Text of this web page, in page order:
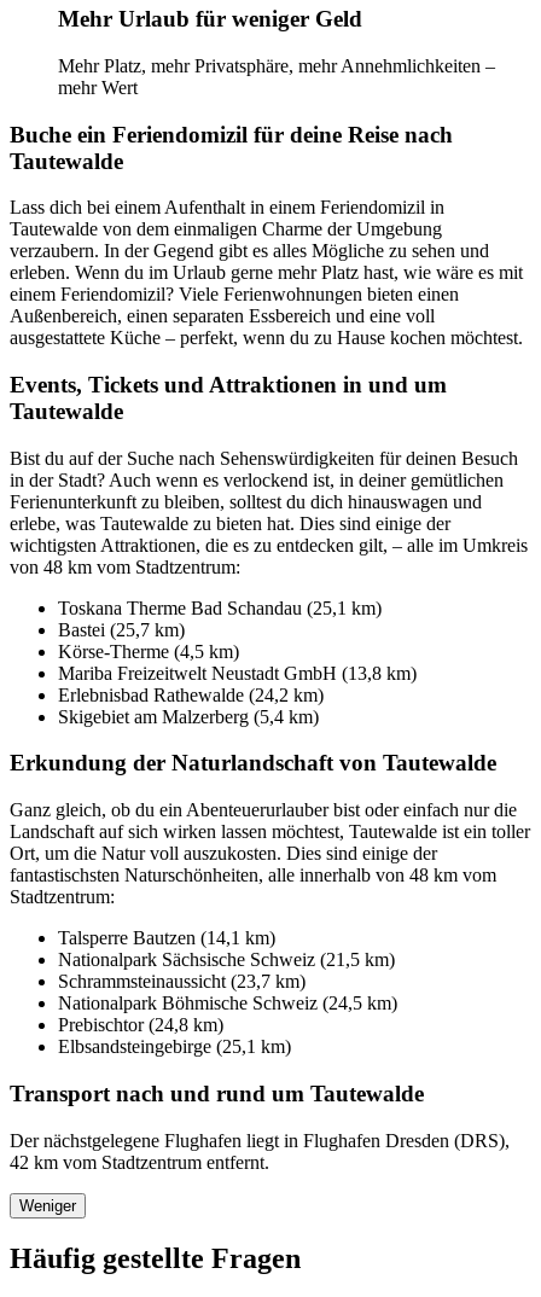
Mehr Urlaub für weniger Geld
Mehr Platz, mehr Privatsphäre, mehr Annehmlichkeiten –
mehr Wert
Buche ein Feriendomizil für deine Reise nach
Tautewalde
Lass dich bei einem Aufenthalt in einem Feriendomizil in
Tautewalde von dem einmaligen Charme der Umgebung
verzaubern. In der Gegend gibt es alles Mögliche zu sehen und
erleben. Wenn du im Urlaub gerne mehr Platz hast, wie wäre es mit
einem Feriendomizil? Viele Ferienwohnungen bieten einen
Außenbereich, einen separaten Essbereich und eine voll
ausgestattete Küche – perfekt, wenn du zu Hause kochen möchtest.
Events, Tickets und Attraktionen in und um
Tautewalde
Bist du auf der Suche nach Sehenswürdigkeiten für deinen Besuch
in der Stadt? Auch wenn es verlockend ist, in deiner gemütlichen
Ferienunterkunft zu bleiben, solltest du dich hinauswagen und
erlebe, was Tautewalde zu bieten hat. Dies sind einige der
wichtigsten Attraktionen, die es zu entdecken gilt, – alle im Umkreis
von 48 km vom Stadtzentrum:
Toskana Therme Bad Schandau (25,1 km)
Bastei (25,7 km)
Körse-Therme (4,5 km)
Mariba Freizeitwelt Neustadt GmbH (13,8 km)
Erlebnisbad Rathewalde (24,2 km)
Skigebiet am Malzerberg (5,4 km)
Erkundung der Naturlandschaft von Tautewalde
Ganz gleich, ob du ein Abenteuerurlauber bist oder einfach nur die
Landschaft auf sich wirken lassen möchtest, Tautewalde ist ein toller
Ort, um die Natur voll auszukosten. Dies sind einige der
fantastischsten Naturschönheiten, alle innerhalb von 48 km vom
Stadtzentrum:
Talsperre Bautzen (14,1 km)
Nationalpark Sächsische Schweiz (21,5 km)
Schrammsteinaussicht (23,7 km)
Nationalpark Böhmische Schweiz (24,5 km)
Prebischtor (24,8 km)
Elbsandsteingebirge (25,1 km)
Transport nach und rund um Tautewalde
Der nächstgelegene Flughafen liegt in Flughafen Dresden (DRS),
42 km vom Stadtzentrum entfernt.
Weniger
Häufig gestellte Fragen